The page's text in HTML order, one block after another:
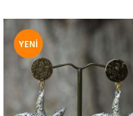
YENI
ÜRÜN